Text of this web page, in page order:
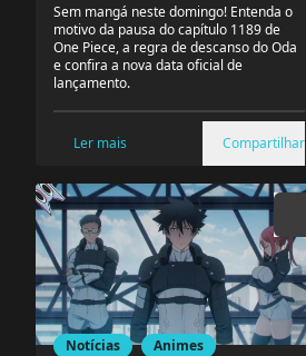
Sem mangá neste domingo! Entenda o
motivo da pausa do capítulo 1189 de
One Piece, a regra de descanso do Oda
e confira a nova data oficial de
lançamento.
Ler mais Compartilhar
Notícias Animes